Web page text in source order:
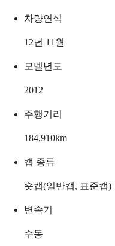
차량연식
12년 11월
모델년도
2012
주행거리
184,910km
캡 종류
숏캡(일반캡, 표준캡)
변속기
수동